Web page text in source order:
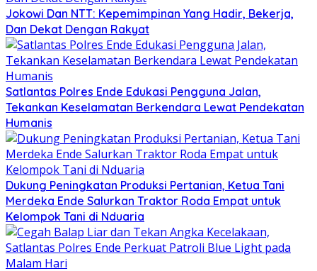
Jokowi Dan NTT: Kepemimpinan Yang Hadir, Bekerja,
Dan Dekat Dengan Rakyat
Satlantas Polres Ende Edukasi Pengguna Jalan,
Tekankan Keselamatan Berkendara Lewat Pendekatan
Humanis
Dukung Peningkatan Produksi Pertanian, Ketua Tani
Merdeka Ende Salurkan Traktor Roda Empat untuk
Kelompok Tani di Nduaria